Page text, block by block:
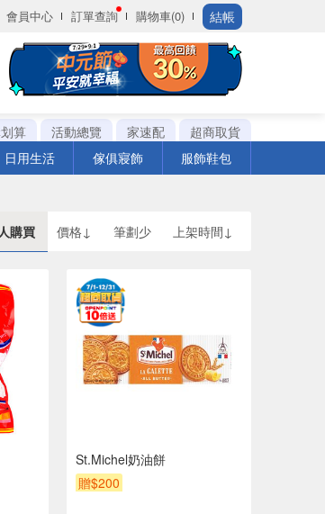
會員中心 訂單查詢 購物車(0) 結帳
算 活動總覽 家速配
超商取貨
日用生活 傢俱寢飾 服飾鞋包
購買 價格↓ 筆劃少 上架時間↓
St.Michel奶油餅
贈$200